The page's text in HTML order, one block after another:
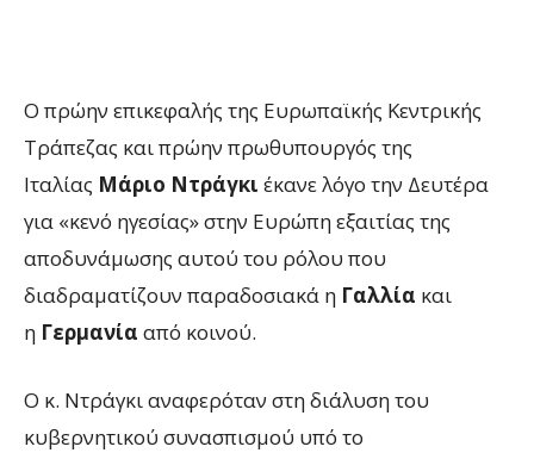
Ο πρώην επικεφαλής της Ευρωπαϊκής Κεντρικής
Τράπεζας και πρώην πρωθυπουργός της
Ιταλίας Μάριο Ντράγκι έκανε λόγο την Δευτέρα
για «κενό ηγεσίας» στην Ευρώπη εξαιτίας της
αποδυνάμωσης αυτού του ρόλου που
διαδραματίζουν παραδοσιακά η Γαλλία και
η Γερμανία από κοινού.
Ο κ. Ντράγκι αναφερόταν στη διάλυση του
κυβερνητικού συνασπισμού υπό το